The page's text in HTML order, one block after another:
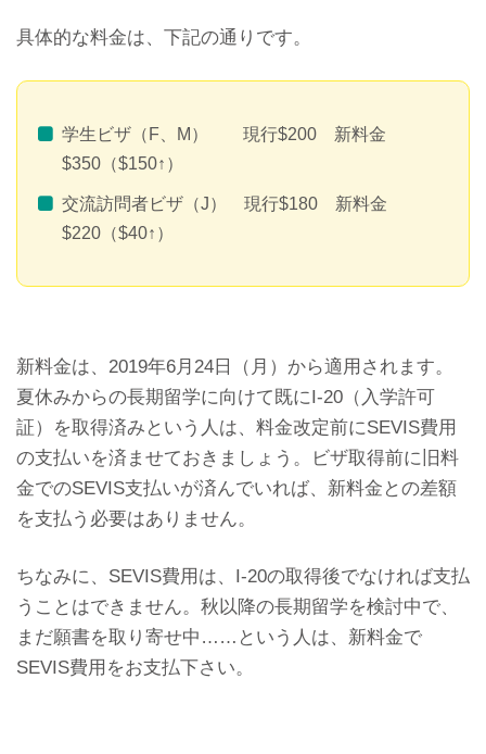
具体的な料金は、下記の通りです。
学生ビザ（F、M） 現行$200 新料金
$350（$150↑）
交流訪問者ビザ（J） 現行$180 新料金
$220（$40↑）
新料金は、2019年6月24日（月）から適用されます。
夏休みからの長期留学に向けて既にI-20（入学許可
証）を取得済みという人は、料金改定前にSEVIS費用
の支払いを済ませておきましょう。ビザ取得前に旧料
金でのSEVIS支払いが済んでいれば、新料金との差額
を支払う必要はありません。
ちなみに、SEVIS費用は、I-20の取得後でなければ支払
うことはできません。秋以降の長期留学を検討中で、
まだ願書を取り寄せ中……という人は、新料金で
SEVIS費用をお支払下さい。